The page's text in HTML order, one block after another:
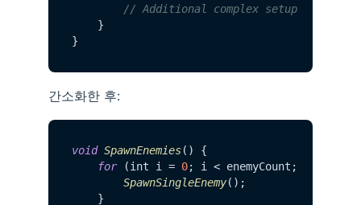
// Additional complex setup code...
    }
간소화한 후:
void SpawnEnemies() {
for (int i = 0; i < enemyCount; i++) {
SpawnSingleEnemy();
    }